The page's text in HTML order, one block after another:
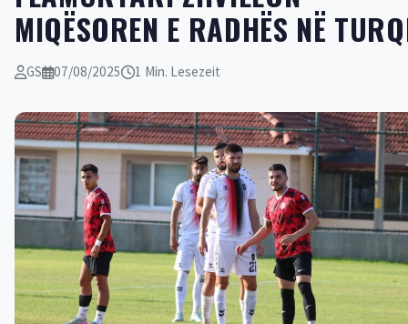
MIQËSOREN E RADHËS NË
GS 07/08/2025 1 Min. Lesezeit